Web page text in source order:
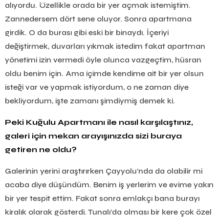
alıyordu. Özellikle orada bir yer açmak istemiştim.
Zannedersem dört sene oluyor. Sonra apartmana
girdik. O da burası gibi eski bir binaydı. İçeriyi
değiştirmek, duvarları yıkmak istedim fakat apartman
yönetimi izin vermedi öyle olunca vazgeçtim, hüsran
oldu benim için. Ama içimde kendime ait bir yer olsun
isteği var ve yapmak istiyordum, o ne zaman diye
bekliyordum, işte zamanı şimdiymiş demek ki.
Peki Kuğulu Apartmanı ile nasıl karşılaştınız,
galeri için mekan arayışınızda sizi buraya
getiren ne oldu?
Galerinin yerini araştırırken Çayyolu’nda da olabilir mi
acaba diye düşündüm. Benim iş yerlerim ve evime yakın
bir yer tespit ettim. Fakat sonra emlakçı bana burayı
kiralık olarak gösterdi. Tunalı’da olması bir kere çok özel